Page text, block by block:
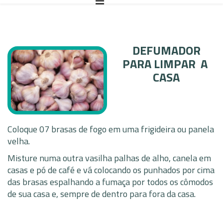
DEFUMADOR
PARA LIMPAR A
CASA
Coloque 07 brasas de fogo em uma frigideira ou panela
velha.
Misture numa outra vasilha palhas de alho, canela em
casas e pó de café e vá colocando os punhados por cima
das brasas espalhando a fumaça por todos os cômodos
de sua casa e, sempre de dentro para fora da casa.